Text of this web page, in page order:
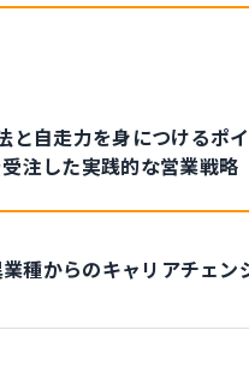
と自走力を身につけるポ
注した実践的な営業戦略
種からのキャリアチェン